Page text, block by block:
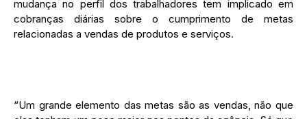
mudança no perfil dos trabalhadores tem implicado em
cobranças diárias sobre o cumprimento de metas
relacionadas a vendas de produtos e serviços.
“Um grande elemento das metas são as vendas, não que